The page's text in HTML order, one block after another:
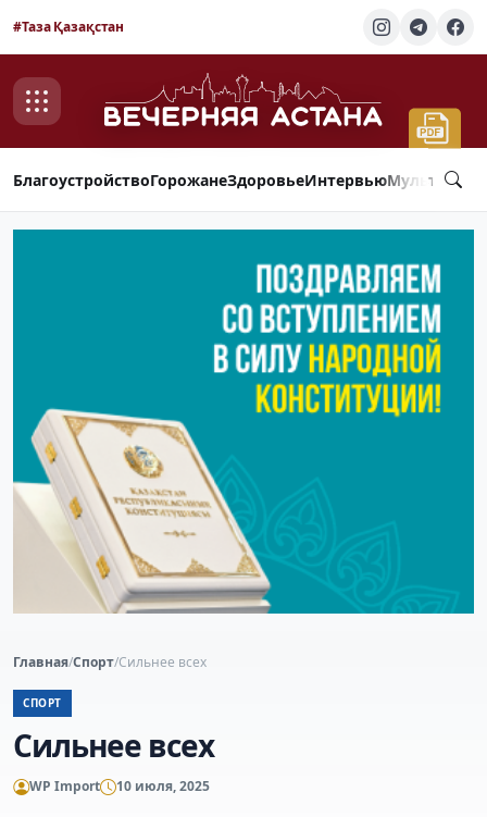
#Таза Қазақстан
БлагоустройствоГорожанеЗдоровьеИнтервью
Главная/Спорт/Сильнее всех
СПОРТ
Сильнее всех
WP Import 10 июля, 2025